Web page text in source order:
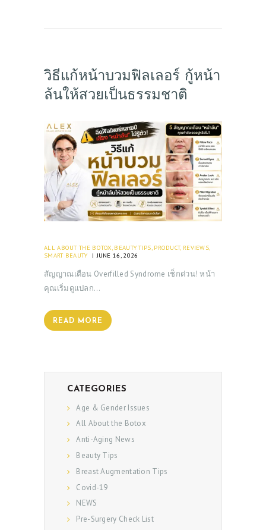
ABOUT US
BEAUTY TIPS
วิธีแก้หน้าบวมฟิลเลอร์ กู้หน้า
ล้นให้สวยเป็นธรรมชาติ
ALL ABOUT THE BOTOX BEAUTY TIPS PRODUCT, REVIEWS
SMART BEAUTY
JUNE 16, 2026
สัญญาณเตือน Overfilled Syndrome เช็กด่วน! หน้า
คุณเริ่มดูแปลก…
READ MORE
CATEGORIES
Age & Gender Issues
All About the Botox
Anti-Aging News
Beauty Tips
Breast Augmentation Tips
Covid-19
NEWS
Pre-Surgery Check List